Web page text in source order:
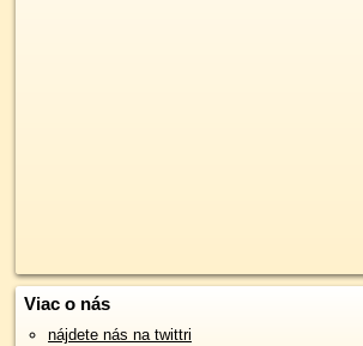
Viac o nás
nájdete nás na twittri